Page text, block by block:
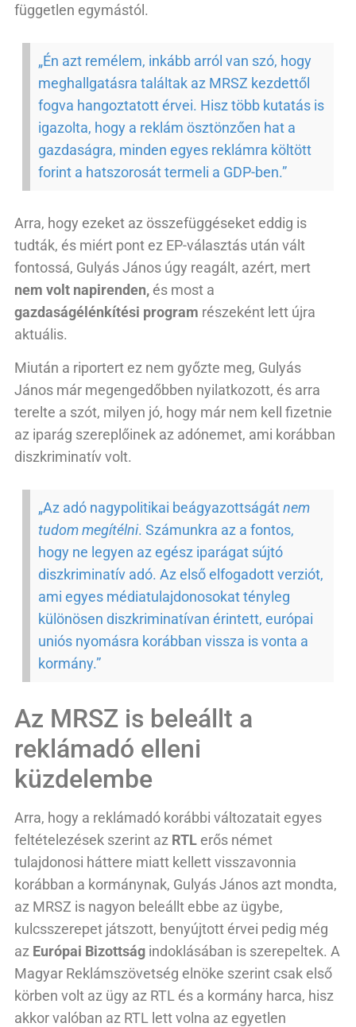
független egymástól.
„Én azt remélem, inkább arról van szó, hogy
meghallgatásra találtak az MRSZ kezdettől
fogva hangoztatott érvei. Hisz több kutatás is
igazolta, hogy a reklám ösztönzően hat a
gazdaságra, minden egyes reklámra költött
forint a hatszorosát termeli a GDP-ben.”
Arra, hogy ezeket az összefüggéseket eddig is
tudták, és miért pont ez EP-választás után vált
fontossá, Gulyás János úgy reagált, azért, mert
nem volt napirenden, és most a
gazdaságélénkítési program részeként lett újra
aktuális.
Miután a riportert ez nem győzte meg, Gulyás
János már megengedőbben nyilatkozott, és arra
terelte a szót, milyen jó, hogy már nem kell fizetnie
az iparág szereplőinek az adónemet, ami korábban
diszkriminatív volt.
„Az adó nagypolitikai beágyazottságátnem
tudom megítélni. Számunkra az a fontos,
hogy ne legyen az egész iparágat sújtó
diszkriminatív adó. Az első elfogadott verziót,
ami egyes médiatulajdonosokat tényleg
különösen diszkriminatívan érintett, európai
uniós nyomásra korábban vissza is vonta a
kormány.”
Az MRSZ is beleállt a
reklámadó elleni
küzdelembe
Arra, hogy a reklámadó korábbi változatait egyes
feltételezések szerint az RTL erős német
tulajdonosi háttere miatt kellett visszavonnia
korábban a kormánynak, Gulyás János azt mondta,
az MRSZ is nagyon beleállt ebbe az ügybe,
kulcsszerepet játszott, benyújtott érvei pedig még
az Európai Bizottság indoklásában is szerepeltek. A
Magyar Reklámszövetség elnöke szerint csak első
körben volt az ügy az RTL és a kormány harca, hisz
akkor valóban az RTL lett volna az egyetlen